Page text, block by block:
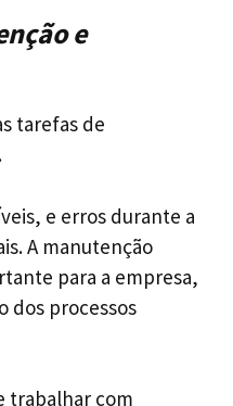
e
tarefas de
e erros durante a
A manutenção
para a empresa,
dos processos
trabalhar com